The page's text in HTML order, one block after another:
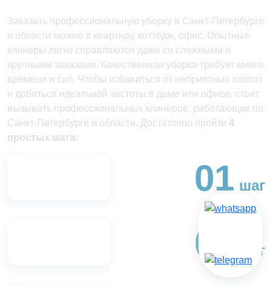
Заказать профессиональную уборку в Санкт-Петербурге
и области можно в квартиру, коттедж, офис. Опытные
клинеры легко справляются даже со сложными и
крупными заказами. Качественная уборка требует много
времени и сил. Чтобы избавиться от неприятных хлопот
и добиться идеальной чистоты в доме или офисе, стоит
вызывать профессиональных клинеров, работающих по
Санкт-Петербурге и области. Достаточно пройти 4
простых шага:
01 шаг
02 шаг